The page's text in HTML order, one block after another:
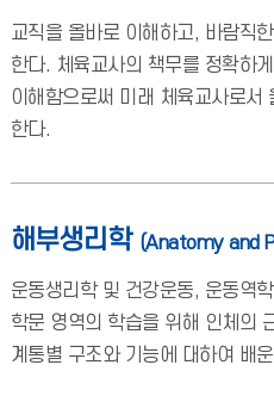
교직을 올바로 이해하고, 바람직
한다. 체육교사의 책무를 정확하
이해함으로써 미래 체육교사로서
한다.
해부생리학 (Anatomy and
운동생리학 및 건강운동, 운동역
학문 영역의 학습을 위해 인체의
계통별 구조와 기능에 대하여 배